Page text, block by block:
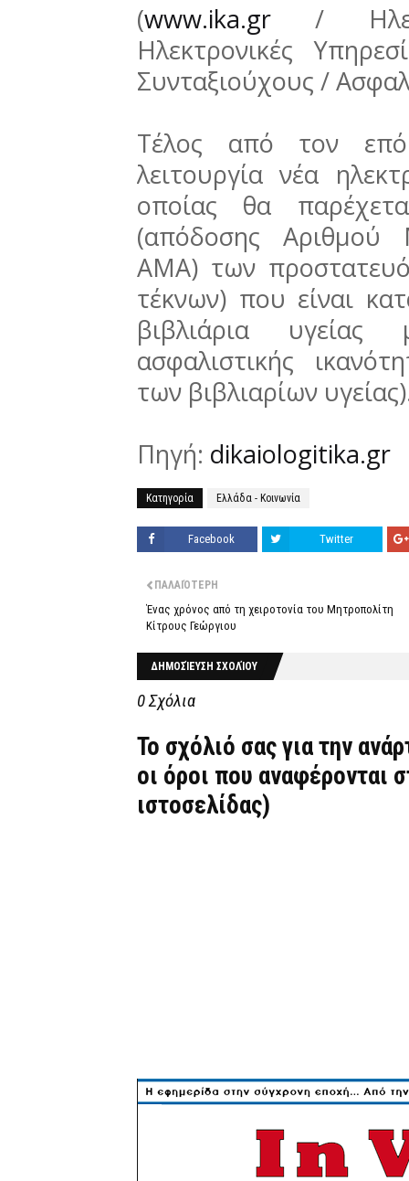
(www.ika.gr /
Ηλεκτρονικές
Συνταξιούχους /
Τέλος από τον
λειτουργία νέα
οποίας θα
(απόδοσης
ΑΜΑ) των
τέκνων) που είναι
βιβλιάρια
ασφαλιστικής
των βιβλιαρίων
Πηγή: dikaiologitika.gr
Κατηγορία Ελλάδα - Κοινωνία
Facebook Twitter
ΠΑΛΑΙΌΤΕΡΗ
Ένας χρόνος από τη χειροτονία του Μητροπολίτη
Κίτρους Γεώργιου
ΔΗΜΟΣΊΕΥΣΗ ΣΧΟΛΊΟΥ
0 Σχόλια
Το σχόλιό σας για την
οι όροι που αναφέρονται
ιστοσελίδας)